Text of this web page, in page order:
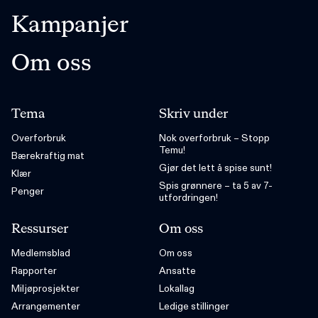
Kampanjer
Om oss
Tema
Overforbruk
Bærekraftig mat
Klær
Penger
Skriv under
Nok overforbruk – Stopp
Temu!
Gjør det lett å spise sunt!
Spis grønnere – ta 5 av 7-
utfordringen!
Ressurser
Medlemsblad
Rapporter
Miljøprosjekter
Arrangementer
Om oss
Om oss
Ansatte
Lokallag
Ledige stillinger